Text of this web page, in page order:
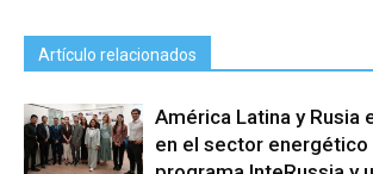
Artículo relacionados
América Latina y Rusia
en el sector energético